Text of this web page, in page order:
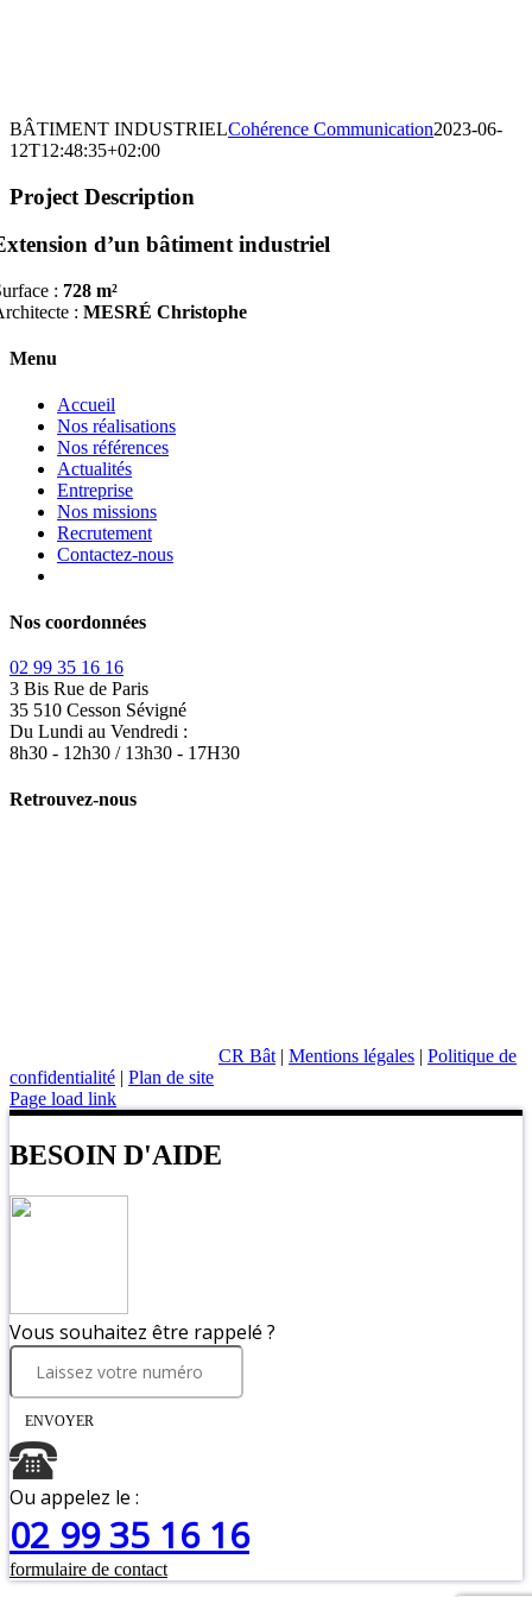
BÂTIMENT INDUSTRIELCohérence Communication2023-06-
12T12:48:35+02:00
Project Description
d’un bâtiment industriel
: 728 m²
: MESRÉ Christophe
Menu
Accueil
Nos réalisations
Nos références
Actualités
Entreprise
Nos missions
Recrutement
Contactez-nous
Nos coordonnées
02 99 35 16 16
3 Bis Rue de Paris
35 510 Cesson Sévigné
Du Lundi au Vendredi :
8h30 - 12h30 / 13h30 - 17H30
Retrouvez-nous
CR Bât | Mentions légales | Politique de
confidentialité | Plan de site
Page load link
BESOIN D'AIDE
Vous souhaitez être rappelé ?
ENVOYER
Ou appelez le :
02 99 35 16 16
formulaire de contact